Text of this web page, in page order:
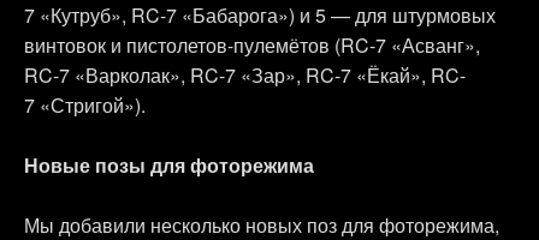
7 «Кутруб», RC-7 «Бабарога») и 5 — для штурмовых
винтовок и пистолетов-пулемётов (RC-7 «Асванг»,
RC-7 «Варколак», RC-7 «Зар», RC-7 «Ёкай», RC-
7 «Стригой»).
Новые позы для фоторежима
Мы добавили несколько новых поз для фоторежима,